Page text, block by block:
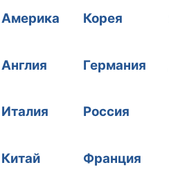
Америка
Англия
Италия
Китай
Корея
Германия
Россия
Франция